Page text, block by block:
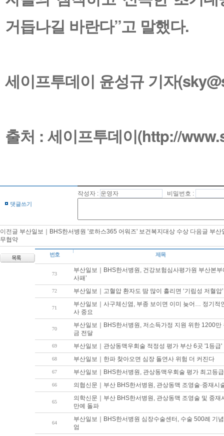
거듭나길 바란다”고 말했다.
세이프투데이 윤성규 기자
출처 : 세이프투데이(http://
댓글쓰기
작성자 : 비밀번호 :
이전글 부산일보｜BHS한서병원 '로하스365 어워즈' 보건복지대상 수상 다음글 부산
무협약
번호 제목
73
부산일보｜BHS한서병원, 건강보험심사평가원 부산본부
사패’
72 부산일보｜고혈압 환자도 땀 많이 흘리면 ‘기립성 저혈압
71
부산일보｜사구체신염, 부종 보이면 이미 늦어… 정기적
사 중요
70
부산일보｜BHS한서병원, 저소득가정 지원 위한 1200만
금 전달
69 부산일보｜관상동맥우회술 적정성 평가 부산 6곳 '1등급'
68 부산일보｜한파 찾아오면 심장 돌연사 위험 더 커진다
67 부산일보｜BHS한서병원, 관상동맥우회술 평가 최고등
66 의협신문｜부산 BHS한서병원, 관상동맥 조영술·중재시
65
의학신문｜부산 BHS한서병원, 관상동맥 조영술 및 중재
만예 돌파
64
부산일보｜BHS한서병원 심장수술센터, 수술 500례 기
엄